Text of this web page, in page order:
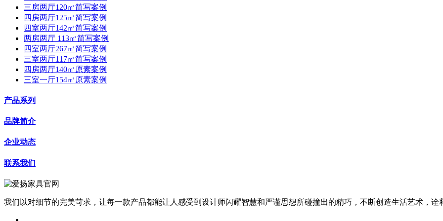
三房两厅120㎡简写案例
四房两厅125㎡简写案例
四室两厅142㎡简写案例
两房两厅 113㎡简写案例
四室两厅267㎡简写案例
三室两厅117㎡简写案例
四房两厅140㎡原素案例
三室一厅154㎡原素案例
产品系列
品牌简介
企业动态
联系我们
我们以对细节的完美苛求，让每一款产品都能让人感受到设计师闪耀智慧和严谨思想所碰撞出的精巧，不断创造生活艺术，诠